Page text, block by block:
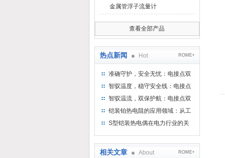
金属管浮子流量计
查看全部产品
热点新闻 Hot ROME+
准确守护，安全无忧：电接点双
金属温度计——测温新选择
智驭温度，稳守安全线：电接点
双金属温度计的创新守护
智驭温流，双保护航：电接点双
金属温度计在工业领域的革新应
铠装铂热电阻的应用领域：从工
业到科研，无所不在的温度测量
S型铠装热电偶在电力行业的关
相关文章 About ROME+